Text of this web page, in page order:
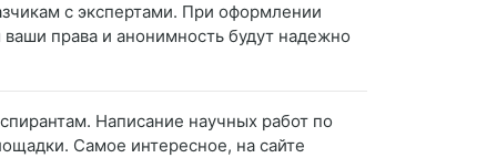
с экспертами. При оформлении
права и анонимность будут надежно
Написание научных работ по
Самое интересное, на сайте